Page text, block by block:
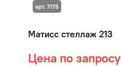
Матисс стеллаж 213
Цена по запросу
арт. 7175